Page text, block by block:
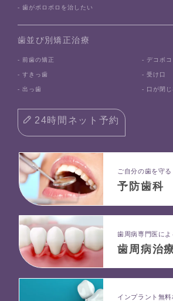
- 歯がボロボロを治したい
歯並び別矯正治療
- 前歯の矯正
- すきっ歯
- 出っ歯
- デコボコ
- 受け口
- 口が閉じ
24時間ネット予約
ご自分の歯を守
予防歯科
⻭周病専⾨医に
歯周病治
インプラント無料